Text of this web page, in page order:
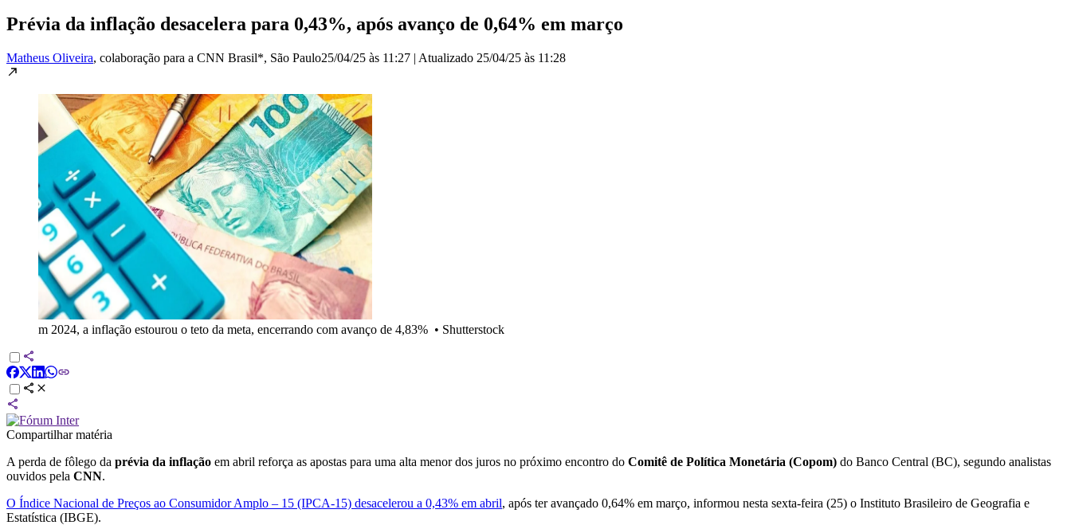
Prévia da inflação desacelera para 0,43%, após avanço de 0,64% em março
Matheus Oliveira, colaboração para a CNN Brasil*, São Paulo25/04/25 às 11:27 | Atualizado 25/04/25 às 11:28
m 2024, a inflação estourou o teto da meta, encerrando com avanço de 4,83% • Shutterstock
Compartilhar matéria
A perda de fôlego da prévia da inflação em abril reforça as apostas para uma alta menor dos juros no próximo encontro do Comitê de Política Monetária (Copom) do Banco Central (BC), segundo analistas
ouvidos pela CNN.
O Índice Nacional de Preços ao Consumidor Amplo – 15 (IPCA-15) desacelerou a 0,43% em abril, após ter avançado 0,64% em março, informou nesta sexta-feira (25) o Instituto Brasileiro de Geografia e
Estatística (IBGE).